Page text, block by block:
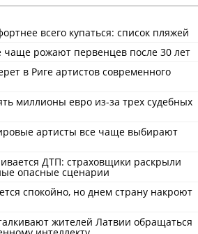
всего купаться: список пляжей
рожают первенцев после 30 лет
в Риге артистов современного
миллионы евро из-за трех судебных
артисты все чаще выбирают
ДТП: страховщики раскрыли
опасные сценарии
спокойно, но днем страну накроют
жителей Латвии обращаться